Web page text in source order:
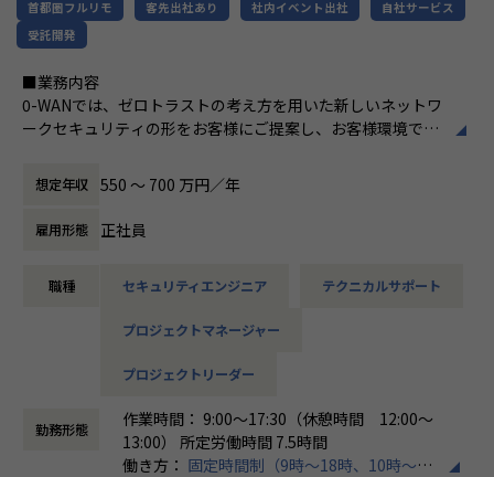
首都圏フルリモ 客先出社あり 社内イベント出社
自社サービス
受託開発
■業務内容
0-WANでは、ゼロトラストの考え方を用いた新しいネットワ
ークセキュリティの形をお客様にご提案し、お客様環境でゼ
す。
各メンバーの得意分野を組み合わせ、チームワークを重視し
てゼロトラスト事業を推進しています。
ンバー参画を通じて、エンジニアとしてのスキルアップを目
エンジニアとしての高いスキルに加えて、チャレンジ精神、
面接においては業務内容におけるマッチングとご自身が目指
される方向性を確認し、適切なチームへのアサインを検討し
想定年収 550 〜 700 万円／年
雇用形態 正社員
職種 セキュリティエンジニア テクニカルサポート
プロジェクトマネージャー
プロジェクトリーダー
勤務形態
作業時間： 9:00～17:30（休憩時間 12:00～
13:00） 所定労働時間 7.5時間
働き方： 固定時間制（9時～18時、10時～19